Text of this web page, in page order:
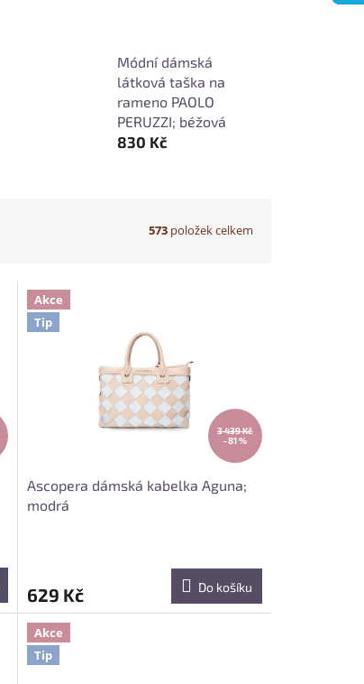
Módní dámská
látková taška na
rameno PAOLO
PERUZZI; béžová
830 Kč
573 položek celkem
Akce
Tip
3 439 Kč
–81 %
Ascopera dámská kabelka Aguna;
modrá
629 Kč Do košíku
Akce
Tip